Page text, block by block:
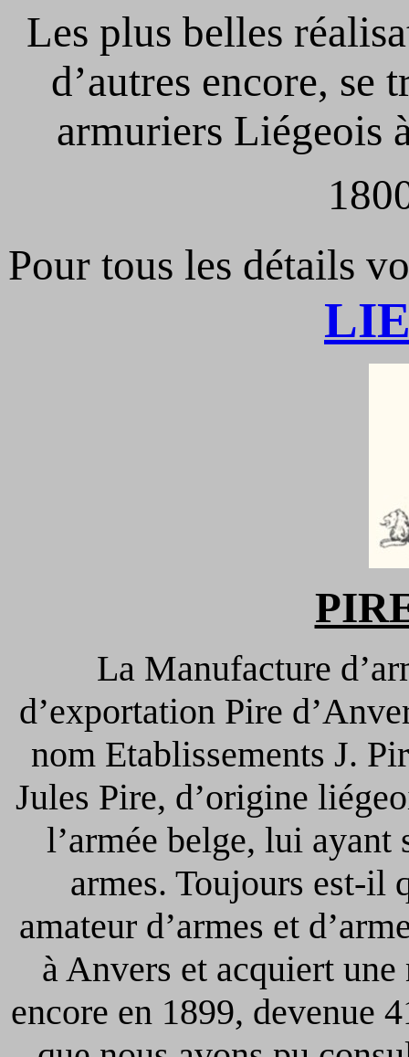
Les plus belles
d’autres encore,
armuriers Liégeois
Pour tous les détails
La Manufacture
d’exportation Pire
nom Etablissements J.
Jules Pire, d’origine
l’armée belge, lui ayant
armes. Toujours est-il
amateur d’armes et
à Anvers et acquiert
encore en 1899, devenue